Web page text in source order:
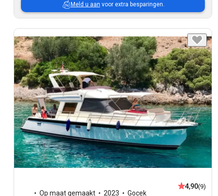
Meld u aan voor extra besparingen.
Op maat gemaakt 2023 Gocek
4,90(9)